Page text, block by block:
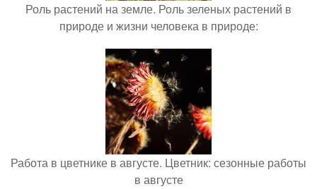
Роль растений на земле. Роль зеленых растений в
природе и жизни человека в природе:
Работа в цветнике в августе. Цветник: сезонные работы
в августе